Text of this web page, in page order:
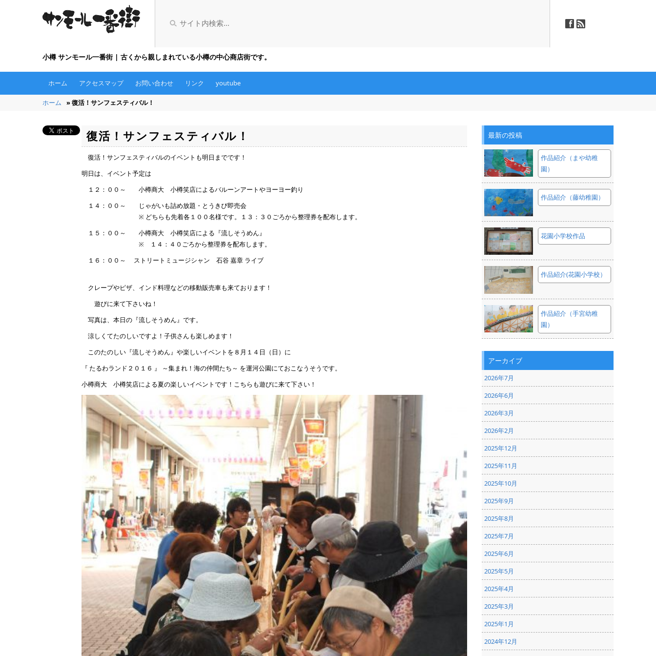
ä ñ
小樽 サンモール一番街 | 古くから親しまれている小樽の中心商店街です。
ホーム アクセスマップ お問い合わせ リンク youtube
ホーム » 復活！サンフェスティバル！
復活！サンフェスティバル！
復活！サンフェスティバルのイベントも明日までです！
明日は、イベント予定は
１２：００～ 小樽商大 小樽笑店によるバルーンアートやヨーヨー釣り
１４：００～ じゃがいも詰め放題・とうきび即売会
※ どちらも先着各１００名様です。１３：３０ごろから整理券を配布します。
１５：００～ 小樽商大 小樽笑店による『流しそうめん』
※ １４：４０ごろから整理券を配布します。
１６：００～ ストリートミュージシャン 石谷 嘉章 ライブ
クレープやピザ、インド料理などの移動販売車も来ております！
遊びに来て下さいね！
写真は、本日の『流しそうめん』です。
涼しくてたのしいですよ！子供さんも楽しめます！
このたのしい『流しそうめん』や楽しいイベントを８月１４日（日）に
『 たるわランド２０１６ 』 ～集まれ！海の仲間たち～ を運河公園にておこなうそうです。
小樽商大 小樽笑店による夏の楽しいイベントです！こちらも遊びに来て下さい！
最新の投稿
作品紹介（まや幼稚
園）
作品紹介（藤幼稚園）
花園小学校作品
作品紹介(花園小学校）
作品紹介（手宮幼稚
園）
アーカイブ
2026年7月
2026年6月
2026年3月
2026年2月
2025年12月
2025年11月
2025年10月
2025年9月
2025年8月
2025年7月
2025年6月
2025年5月
2025年4月
2025年3月
2025年1月
2024年12月